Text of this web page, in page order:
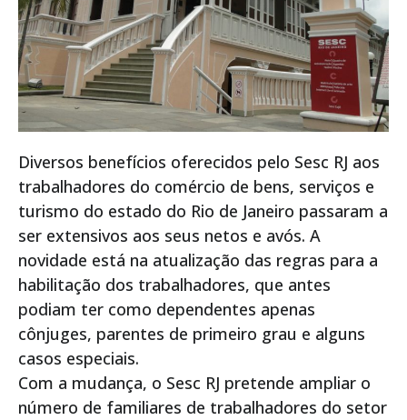
Diversos benefícios oferecidos pelo Sesc RJ aos
trabalhadores do comércio de bens, serviços e
turismo do estado do Rio de Janeiro passaram a
ser extensivos aos seus netos e avós. A
novidade está na atualização das regras para a
habilitação dos trabalhadores, que antes
podiam ter como dependentes apenas
cônjuges, parentes de primeiro grau e alguns
casos especiais.
Com a mudança, o Sesc RJ pretende ampliar o
número de familiares de trabalhadores do setor